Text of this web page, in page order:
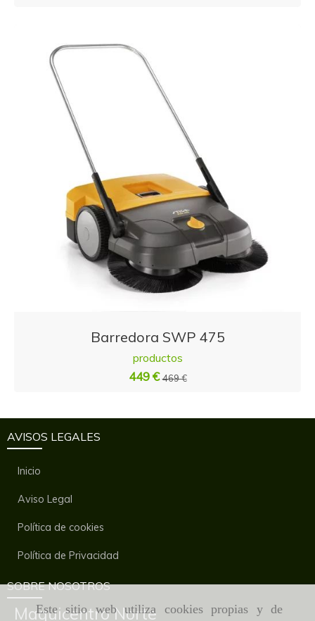
Este sitio web utiliza cookies propias y de
Barredora SWP 475
productos
449 €469 €
AVISOS LEGALES
Inicio
Aviso Legal
Política de cookies
Política de Privacidad
SOBRE NOSOTROS
Maquicentro Norte